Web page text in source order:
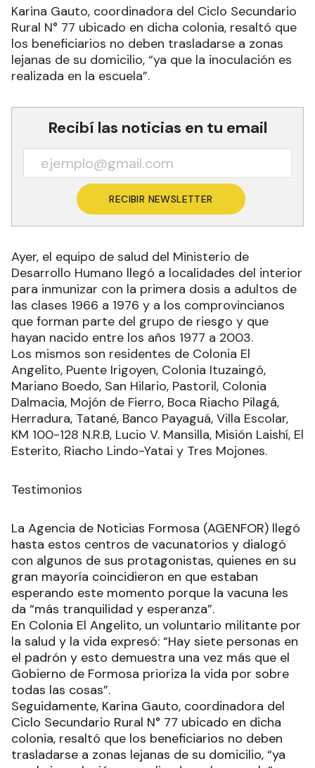
Karina Gauto, coordinadora del Ciclo Secundario
Rural N° 77 ubicado en dicha colonia, resaltó que
los beneficiarios no deben trasladarse a zonas
lejanas de su domicilio, “ya que la inoculación es
realizada en la escuela”.
Recibí las noticias en tu email
RECIBIR NEWSLETTER
Ayer, el equipo de salud del Ministerio de
Desarrollo Humano llegó a localidades del interior
para inmunizar con la primera dosis a adultos de
las clases 1966 a 1976 y a los comprovincianos
que forman parte del grupo de riesgo y que
hayan nacido entre los años 1977 a 2003.
Los mismos son residentes de Colonia El
Angelito, Puente Irigoyen, Colonia Ituzaingó,
Mariano Boedo, San Hilario, Pastoril, Colonia
Dalmacia, Mojón de Fierro, Boca Riacho Pilagá,
Herradura, Tatané, Banco Payaguá, Villa Escolar,
KM 100-128 N.R.B, Lucio V. Mansilla, Misión Laishí, El
Esterito, Riacho Lindo-Yatai y Tres Mojones.
Testimonios
La Agencia de Noticias Formosa (AGENFOR) llegó
hasta estos centros de vacunatorios y dialogó
con algunos de sus protagonistas, quienes en su
gran mayoría coincidieron en que estaban
esperando este momento porque la vacuna les
da “más tranquilidad y esperanza”.
En Colonia El Angelito, un voluntario militante por
la salud y la vida expresó: “Hay siete personas en
el padrón y esto demuestra una vez más que el
Gobierno de Formosa prioriza la vida por sobre
todas las cosas”.
Seguidamente, Karina Gauto, coordinadora del
Ciclo Secundario Rural N° 77 ubicado en dicha
colonia, resaltó que los beneficiarios no deben
trasladarse a zonas lejanas de su domicilio, “ya